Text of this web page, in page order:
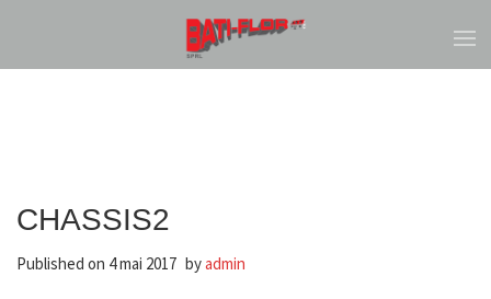
CHASSIS2
Published on 4 mai 2017 byadmin